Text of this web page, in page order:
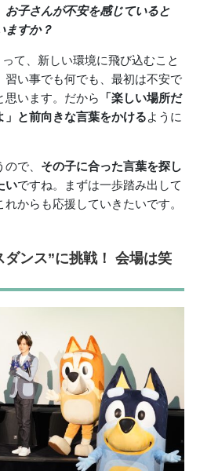
お子さんが不安を感じていると
ますか？
て、新しい環境に飛び込むこと
習い事でも何でも、最初は不安で
思います。だから
「楽しい場所だ
」と前向きな言葉をかけるように
で、 その子に合った言葉を探し
いですね。まずは一歩踏み出して
からも応援していきたいです。
ンス”に挑戦！ 会場は笑